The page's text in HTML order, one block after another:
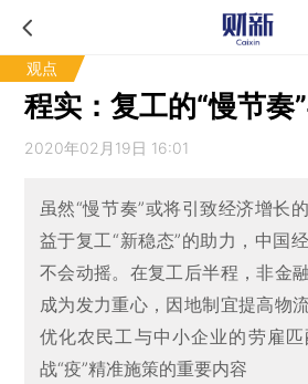
观点
程实：复工的“慢节奏
2020年02月19日 16:01
虽然“慢节奏”或将引致经济增长
益于复工“新稳态”的助力，中国
不会动摇。在复工后半程，非金
成为发力重心，因地制宜提高物
优化农民工与中小企业的劳雇
战“疫”精准施策的重要内容